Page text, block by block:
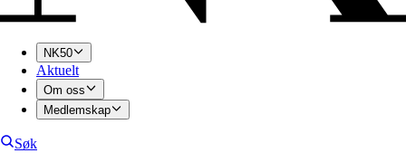
NK50
Aktuelt
Om oss
Medlemskap
Søk